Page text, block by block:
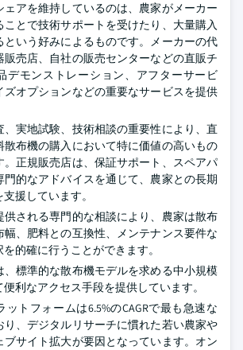
ェアを維持しているのは、農家がメーカー
ことで技術サポートを受けたり、大量購入
という好みによるものです。メーカーの代
販売店、自社の販売センターなどの直販チ
デモンストレーション、アフターサービ
ズオプションなどの重要なサービスを提供
、実地試験、技術相談の重要性により、直
散布機の購入において特に価値の高いもの
。正規販売店は、保証サポート、スペアパ
門的なアドバイスを通じて、農家との長期
援しています。
供される専門的な相談により、農家は散布
幅、肥料との互換性、メンテナンス要件な
的確に行うことができます。
、標準的な散布機モデルを求める中小規模
利なアクセス手段を提供しています。
ットフォームは6.5%のCAGRで最も急速な
り、デジタルリサーチに慣れた若い農家や
ブサイト拡大が要因となっています。オン